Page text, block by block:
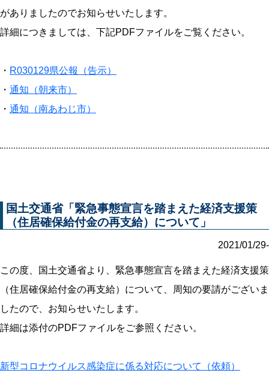
がありましたのでお知らせいたします。
詳細につきましては、下記PDFファイルをご覧ください。
・ R030129県公報（告示）
・ 通知（朝来市）
・ 通知（南あわじ市）
国土交通省「緊急事態宣言を踏まえた経済支援策
（住居確保給付金の再支給）について」
2021/01/29-
この度、国土交通省より、緊急事態宣言を踏まえた経済支援策
（住居確保給付金の再支給）について、周知の要請がございま
したので、お知らせいたします。
詳細は添付のPDFファイルをご参照ください。
新型コロナウイルス感染症に係る対応について（依頼）